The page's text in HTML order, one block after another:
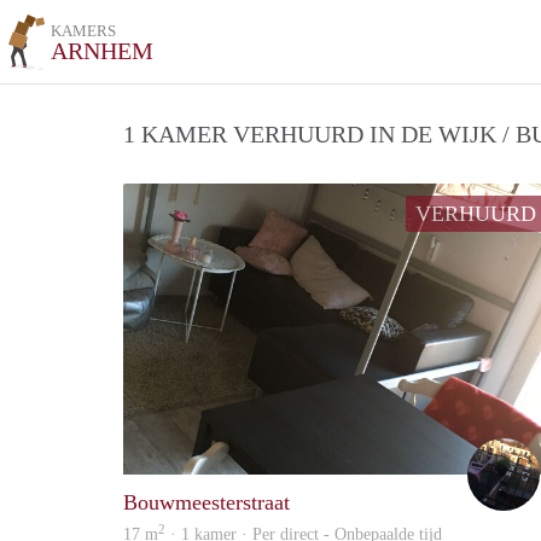
KAMERS
ARNHEM
1 KAMER VERHUURD IN DE WIJK /
VERHUURD
Bouwmeesterstraat
17 m2 · 1 kamer · Per direct - Onbepaalde tijd